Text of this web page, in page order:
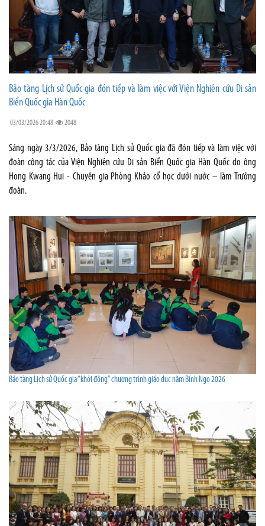
Bảo tàng Lịch sử Quốc gia đón tiếp và làm việc với Viện Nghiên cứu Di sản
Biển Quốc gia Hàn Quốc
03/03/2026 20:48 2048
Sáng ngày 3/3/2026, Bảo tàng Lịch sử Quốc gia đã đón tiếp và làm việc với
đoàn công tác của Viện Nghiên cứu Di sản Biển Quốc gia Hàn Quốc do ông
Hong Kwang Hui - Chuyên gia Phòng Khảo cổ học dưới nước – làm Trưởng
đoàn.
Bảo tàng Lịch sử Quốc gia “khởi động” chương trình giáo dục năm Bính Ngọ 2026